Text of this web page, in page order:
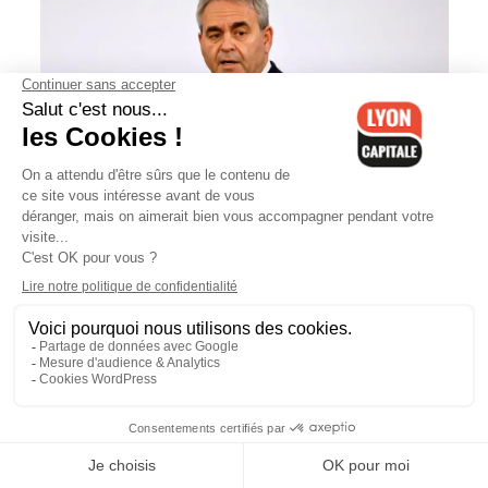
Candidat à la primaire LR, Xavier
Bertrand est en meeting dans la
Métropole de Lyon ce lundi soir